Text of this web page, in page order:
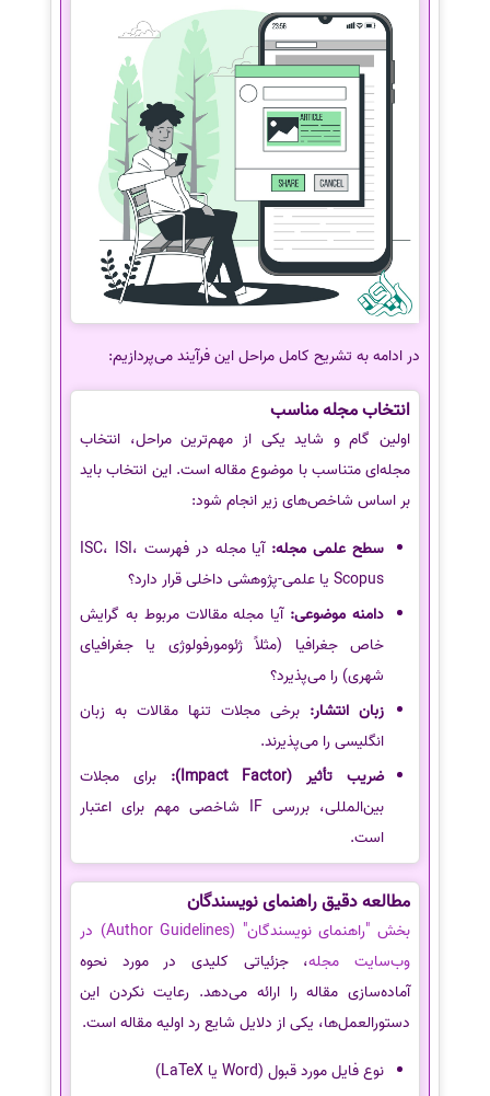
در ادامه به تشریح کامل مراحل این فرآیند می‌پردازیم:
انتخاب مجله مناسب
اولین گام و شاید یکی از مهم‌ترین مراحل، انتخاب
مجله‌ای متناسب با موضوع مقاله است. این انتخاب باید
بر اساس شاخص‌های زیر انجام شود:
سطح علمی مجله:
آیا مجله در فهرست ISC، ISI،
Scopus یا علمی-پژوهشی داخلی قرار دارد؟
دامنه موضوعی: آیا مجله مقالات مربوط به گرایش
خاص جغرافیا (مثلاً ژئومورفولوژی یا جغرافیای
شهری) را می‌پذیرد؟
زبان انتشار: برخی مجلات تنها مقالات به زبان
انگلیسی را می‌پذیرند.
ضریب تأثیر (Impact Factor):
برای مجلات
بین‌المللی، بررسی IF شاخصی مهم برای اعتبار
است.
مطالعه دقیق راهنمای نویسندگان
بخش "راهنمای نویسندگان" (Author Guidelines) در
وب‌سایت مجله، جزئیاتی کلیدی در مورد نحوه
آماده‌سازی مقاله را ارائه می‌دهد. رعایت نکردن این
دستورالعمل‌ها، یکی از دلایل شایع رد اولیه مقاله است.
نوع فایل مورد قبول (Word یا LaTeX)